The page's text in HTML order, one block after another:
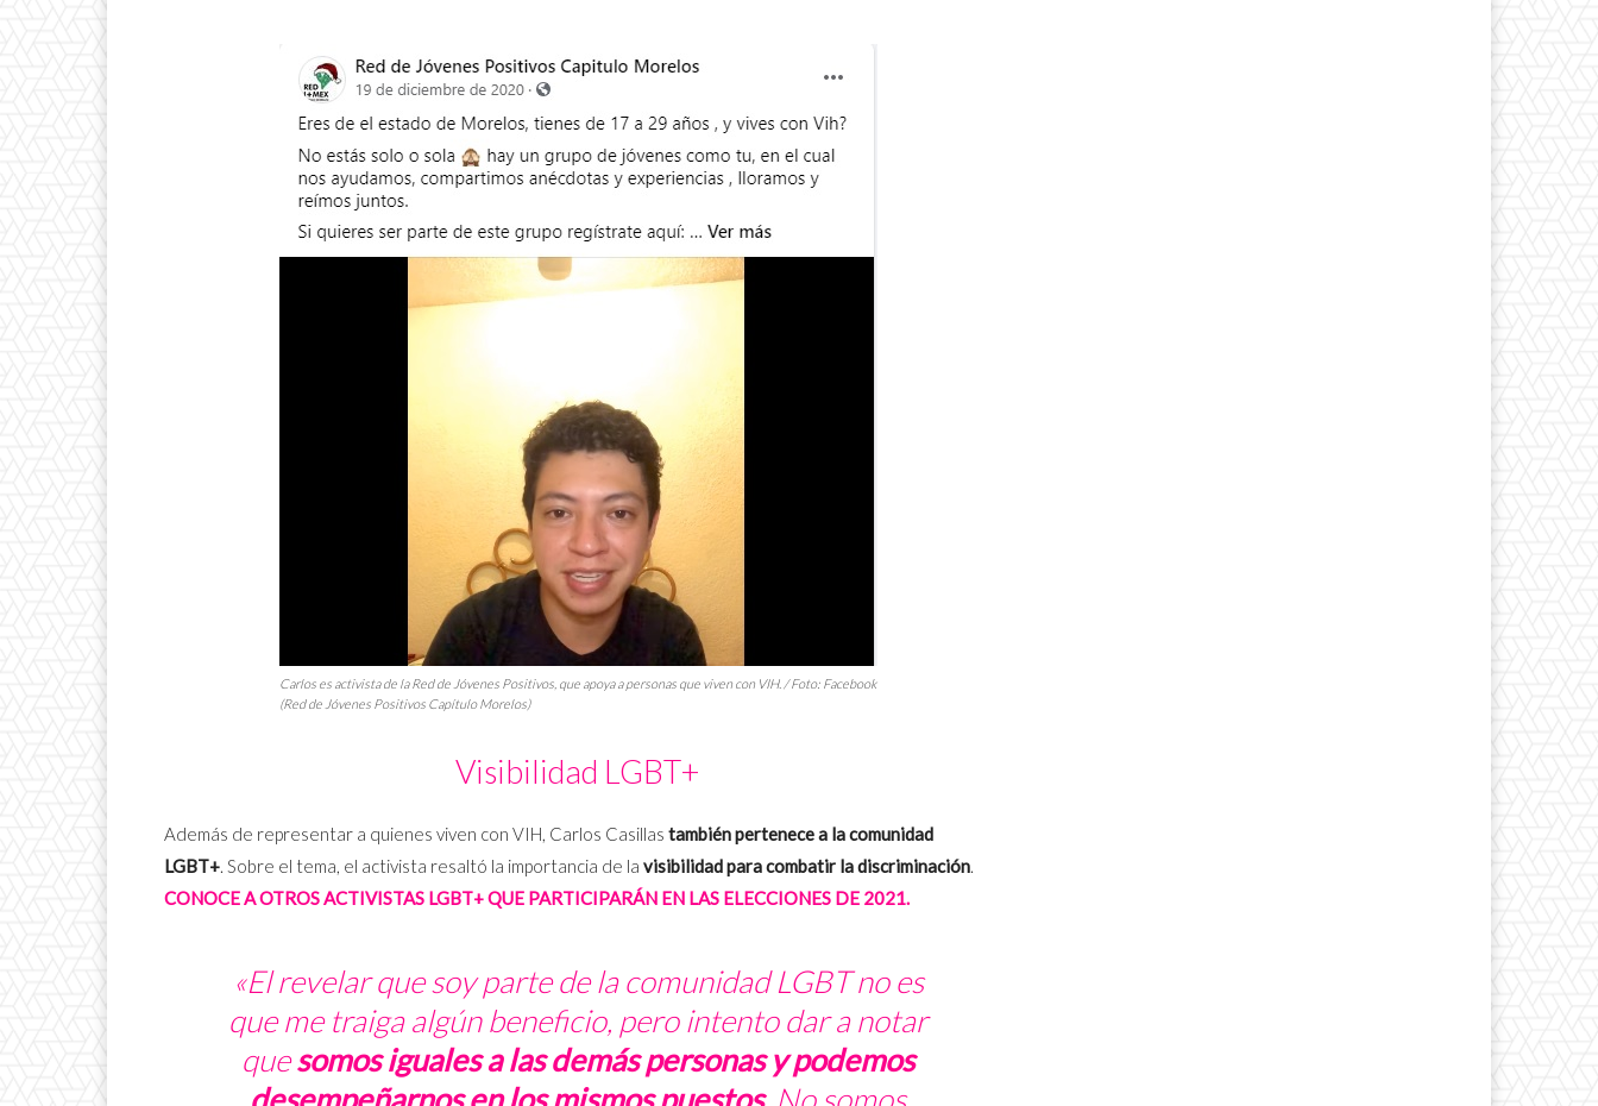
Carlos es activista de la Red de Jóvenes Positivos, que apoya a personas que viven con VIH. / Foto: Facebook
(Red de Jóvenes Positivos Capítulo Morelos)
Visibilidad LGBT+
Además de representar a quienes viven con VIH, Carlos Casillas también pertenece a la comunidad
LGBT+. Sobre el tema, el activista resaltó la importancia de la visibilidad para combatir la discriminación.
CONOCE A OTROS ACTIVISTAS LGBT+ QUE PARTICIPARÁN EN LAS ELECCIONES DE 2021.
«El revelar que soy parte de la comunidad LGBT no es
que me traiga algún beneficio, pero intento dar a notar
quesomos iguales a las demás personas y podemos